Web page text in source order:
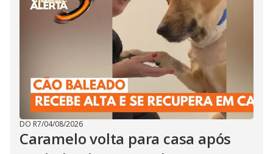
DO R7/04/08/2026
Caramelo volta para casa após